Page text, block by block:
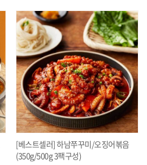
[베스트셀러] 하남쭈꾸미/오징어볶음
(350g/500g 3팩구성)